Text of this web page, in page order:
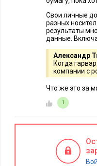
Свои личные
разных
результаты
данные.
Александр
Когда
компании с
Что же это за
1